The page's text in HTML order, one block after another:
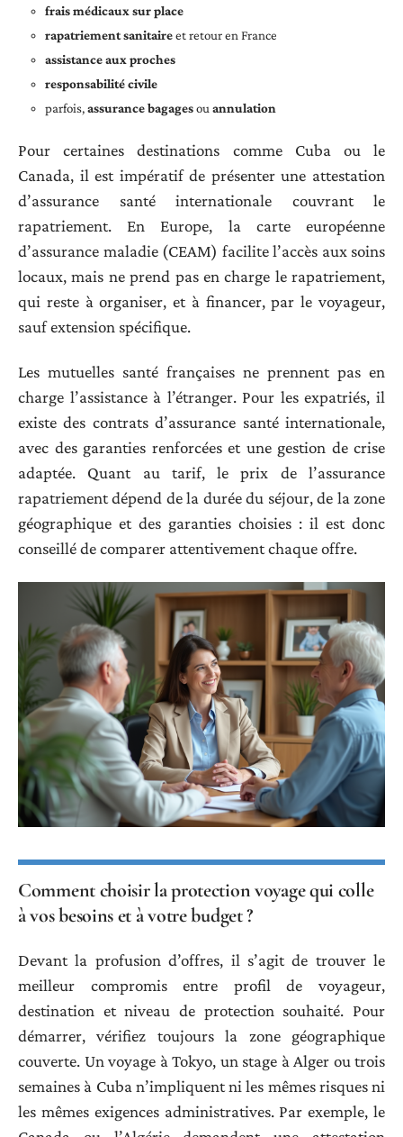
frais médicaux sur place
rapatriement sanitaireet retour en France
assistance aux proches
responsabilité civile
parfois,assurance bagagesouannulation
Pour certaines destinations comme Cuba ou le
Canada, il est impératif de présenter une attestation
d’assurance santé internationale couvrant le
rapatriement. En Europe, la carte européenne
d’assurance maladie (CEAM) facilite l’accès aux soins
locaux, mais ne prend pas en charge le rapatriement,
qui reste à organiser, et à financer, par le voyageur,
sauf extension spécifique.
Les mutuelles santé françaises ne prennent pas en
charge l’assistance à l’étranger. Pour les expatriés, il
existe des contrats d’assurance santé internationale,
avec des garanties renforcées et une gestion de crise
adaptée. Quant au tarif, le prix de l’assurance
rapatriement dépend de la durée du séjour, de la zone
géographique et des garanties choisies : il est donc
conseillé de comparer attentivement chaque offre.
Comment choisir la protection voyage qui colle
à vos besoins et à votre budget ?
Devant la profusion d’offres, il s’agit de trouver le
meilleur compromis entre profil de voyageur,
destination et niveau de protection souhaité. Pour
démarrer, vérifiez toujours la zone géographique
couverte. Un voyage à Tokyo, un stage à Alger ou trois
semaines à Cuba n’impliquent ni les mêmes risques ni
les mêmes exigences administratives. Par exemple, le